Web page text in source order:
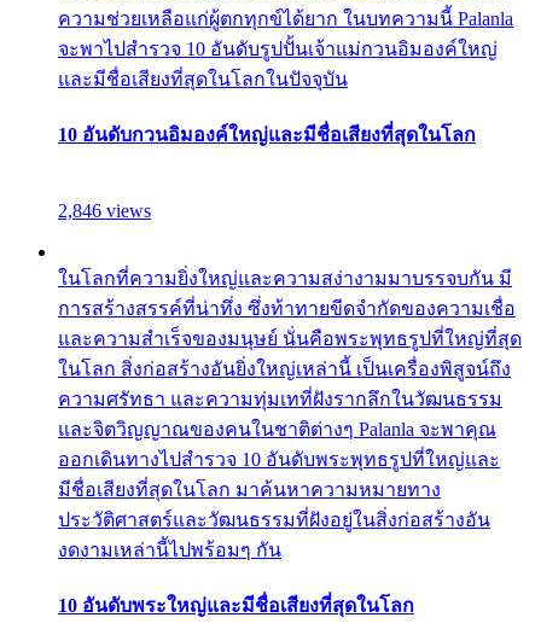
ความช่วยเหลือแก่ผู้ตกทุกข์ได้ยาก ในบทความนี้ Palanla
จะพาไปสำรวจ 10 อันดับรูปปั้นเจ้าแม่กวนอิมองค์ใหญ่
และมีชื่อเสียงที่สุดในโลกในปัจจุบัน
10 อันดับกวนอิมองค์ใหญ่และมีชื่อเสียงที่สุดในโลก
2,846 views
ในโลกที่ความยิ่งใหญ่และความสง่างามมาบรรจบกัน มี
การสร้างสรรค์ที่น่าทึ่ง ซึ่งท้าทายขีดจำกัดของความเชื่อ
และความสำเร็จของมนุษย์ นั่นคือพระพุทธรูปที่ใหญ่ที่สุด
ในโลก สิ่งก่อสร้างอันยิ่งใหญ่เหล่านี้ เป็นเครื่องพิสูจน์ถึง
ความศรัทธา และความทุ่มเทที่ฝังรากลึกในวัฒนธรรม
และจิตวิญญาณของคนในชาติต่างๆ Palanla จะพาคุณ
ออกเดินทางไปสำรวจ 10 อันดับพระพุทธรูปที่ใหญ่และ
มีชื่อเสียงที่สุดในโลก มาค้นหาความหมายทาง
ประวัติศาสตร์และวัฒนธรรมที่ฝังอยู่ในสิ่งก่อสร้างอัน
งดงามเหล่านี้ไปพร้อมๆ กัน
10 อันดับพระใหญ่และมีชื่อเสียงที่สุดในโลก